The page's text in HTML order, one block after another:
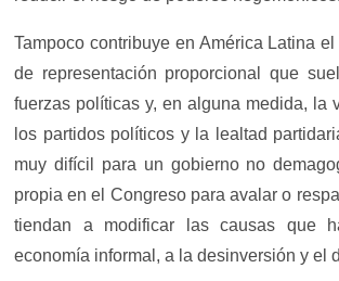
Tampoco contribuye en América Latina el
de representación proporcional que
fuerzas políticas y, en alguna medida, la
los partidos políticos y la lealtad
muy difícil para un gobierno no
propia en el Congreso para avalar o
tiendan a modificar las causas que
economía informal, a la desinversión y el